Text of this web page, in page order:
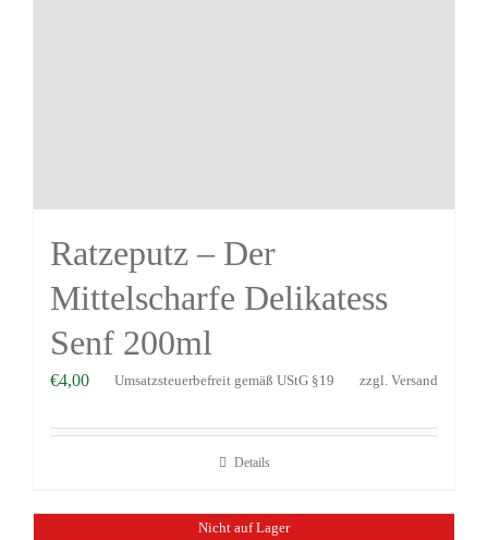
Ratzeputz – Der
Mittelscharfe Delikatess
Senf 200ml
€4,00 Umsatzsteuerbefreit gemäß UStG §19 zzgl. Versand
Details
Nicht auf Lager